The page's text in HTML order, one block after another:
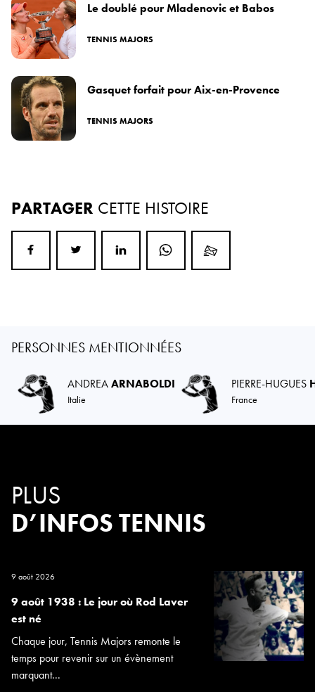
Le doublé pour Mladenovic et Babos
TENNIS MAJORS
Gasquet forfait pour Aix-en-Provence
TENNIS MAJORS
PARTAGER CETTE HISTOIRE
PERSONNES MENTIONNÉES
ANDREAARNABOLDI
Italie
PIERRE-HUGUES
France
PLUS
D’INFOS TENNIS
9 août 2026
9 août 1938 : Le jour où Rod Laver
est né
Chaque jour, Tennis Majors remonte le
temps pour revenir sur un évènement
marquant...